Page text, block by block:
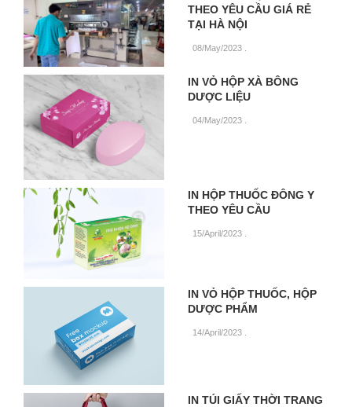
THEO YÊU CẦU GIÁ RẺ
TẠI HÀ NỘI
08/May/2023
IN VỎ HỘP XÀ BÔNG
DƯỢC LIỆU
04/May/2023
IN HỘP THUỐC ĐÔNG Y
THEO YÊU CẦU
15/April/2023
IN VỎ HỘP THUỐC, HỘP
DƯỢC PHẨM
14/April/2023
IN TÚI GIẤY THỜI TRANG